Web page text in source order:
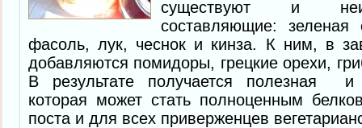
существуют и
составляющие: зеленая
фасоль, лук, чеснок и кинза. К ним, в
добавляются помидоры, грецкие орехи,
В результате получается полезная и
которая может стать полноценным
поста и для всех приверженцев